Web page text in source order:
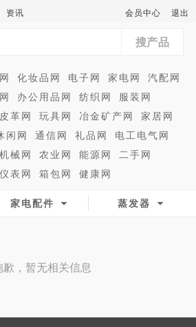
资讯 会员中心 退出
搜产品
化妆品网 电子网 家电网
汽配网
办公用品网 纺织网
服装网
皮革网 玩具网 冶金矿产网
家居网
闲网 通信网 礼品网
电工电气网
机械网 农业网 能源网
二手网
表网 箱包网 健康网
家电配件 蒸发器
歉，暂无相关信息